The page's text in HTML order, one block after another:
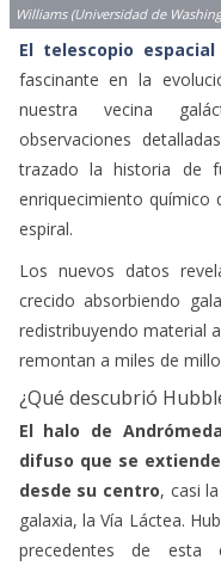
Williams (Universidad de
El telescopio espacial
fascinante en la
nuestra vecina
observaciones
trazado la historia de
enriquecimiento
espiral.
Los nuevos datos
crecido absorbiendo
redistribuyendo material
remontan a miles de
¿Qué descubrió
El halo de
difuso que se
desde su centro, casi
galaxia, la Vía Láctea.
precedentes de esta